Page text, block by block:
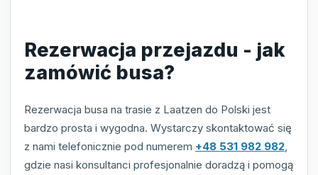
Rezerwacja przejazdu - jak
zamówić busa?
Rezerwacja busa na trasie z Laatzen do Polski jest
bardzo prosta i wygodna. Wystarczy skontaktować się
z nami telefonicznie pod numerem +48 531 982 982
gdzie nasi konsultanci profesjonalnie doradzą i pomogą